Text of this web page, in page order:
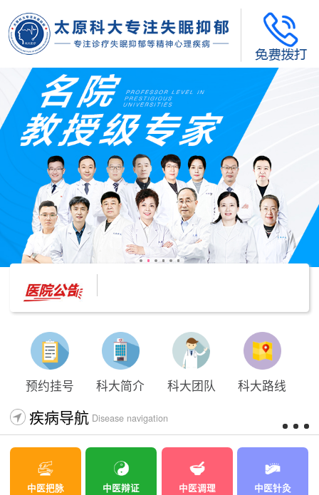
预约挂号 科大简介 科大团队 科大路线
疾病导航 Disease navigation
中医把脉 中医辩证 中医调理 中医针灸